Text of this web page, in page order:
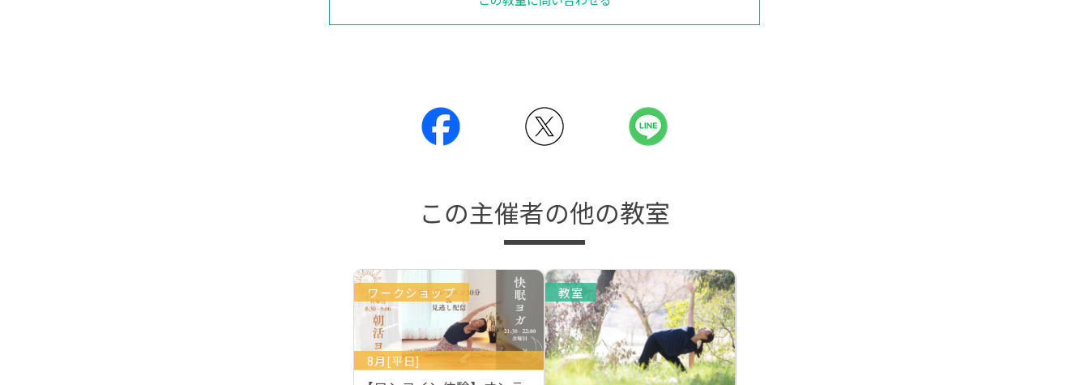
この主催者の他の教室
ワークショップ
8月[平日]
教室